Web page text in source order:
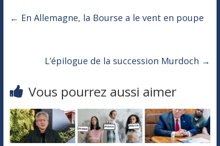
← En Allemagne, la Bourse a le vent en poupe
L’épilogue de la succession Murdoch →
Vous pourrez aussi aimer